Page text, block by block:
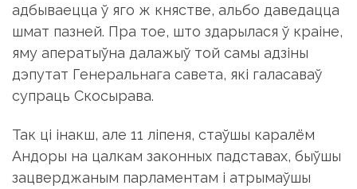
яму аператыўна далажыў той самы адзіны
дэпутат Генеральнага савета, які галасаваў
супраць Скосырава.
Так ці інакш, але 11 ліпеня, стаўшы каралём
зацверджаным парламентам і атрымаўшы
паўнамоцтвы ад аднаго з са-князёў, Барыс I
апынуўся ў сітуацыі, калі яго права на трон